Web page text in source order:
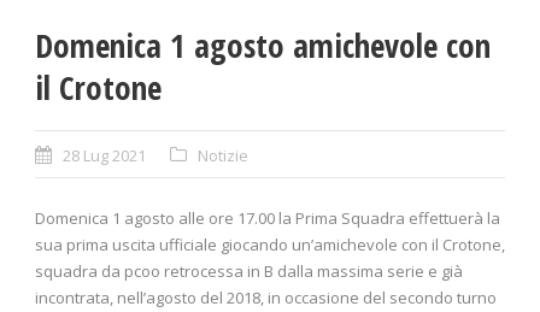
Domenica 1 agosto amichevole con
il Crotone
28 Lug 2021 Notizie
Domenica 1 agosto alle ore 17.00 la Prima Squadra effettuerà la
sua prima uscita ufficiale giocando un’amichevole con il Crotone,
squadra da pcoo retrocessa in B dalla massima serie e già
incontrata, nell’agosto del 2018, in occasione del secondo turno